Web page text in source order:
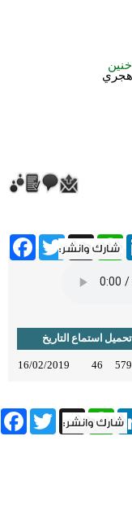
Twitter X
WhatsApp
تحميل استماع التاريخ
579
46
16/02/2019
Twitter X
WhatsApp